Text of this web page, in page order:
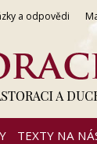
a odpovědi
TEXTY NA